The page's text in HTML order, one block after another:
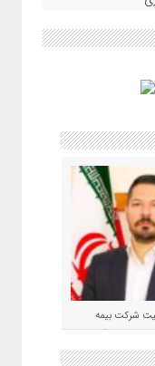
شرکت بیمه
حکمت صبا در سال ۱۴۰۵ کامل می